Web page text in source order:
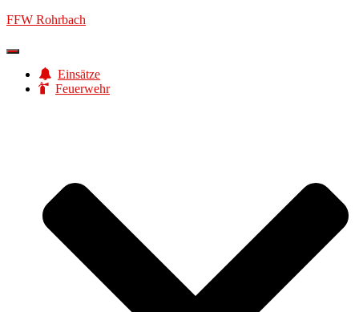
FFW Rohrbach
Navigation
umschaltenEinsätze
Feuerwehr